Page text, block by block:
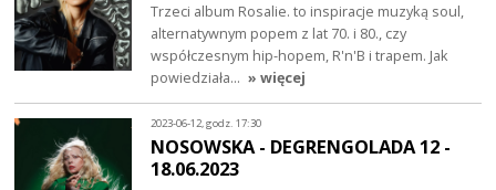
Trzeci album Rosalie. to inspiracje muzyką soul,
alternatywnym popem z lat 70. i 80., czy
współczesnym hip-hopem, R'n'B i trapem. Jak
powiedziała… » więcej
2023-06-12, godz. 17:30
NOSOWSKA - DEGRENGOLADA 12 -
18.06.2023